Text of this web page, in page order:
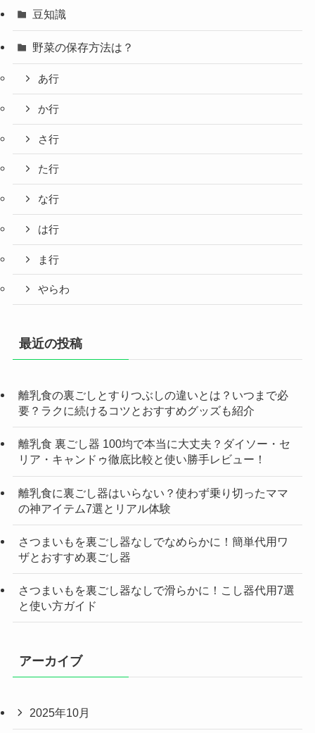
豆知識
野菜の保存方法は？
あ行
か行
さ行
た行
な行
は行
ま行
やらわ
最近の投稿
離乳食の裏ごしとすりつぶしの違いとは？いつまで必
要？ラクに続けるコツとおすすめグッズも紹介
離乳食 裏ごし器 100均で本当に大丈夫？ダイソー・セ
リア・キャンドゥ徹底比較と使い勝手レビュー！
離乳食に裏ごし器はいらない？使わず乗り切ったママ
の神アイテム7選とリアル体験
さつまいもを裏ごし器なしでなめらかに！簡単代用ワ
ザとおすすめ裏ごし器
さつまいもを裏ごし器なしで滑らかに！こし器代用7選
と使い方ガイド
アーカイブ
2025年10月